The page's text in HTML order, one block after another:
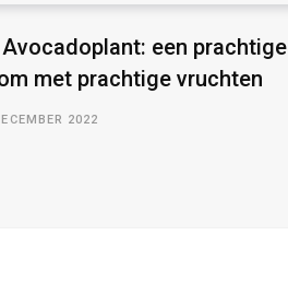
Avocadoplant: een prachtige
met prachtige vruchten
2022